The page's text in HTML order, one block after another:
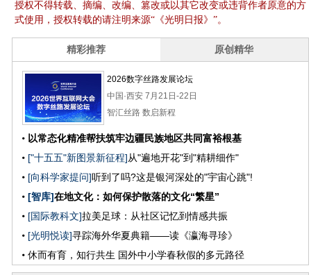
授权不得转载、摘编、改编、篡改或以其它改变或违背作者原意的方
式使用，授权转载的请注明来源“《光明日报》”。